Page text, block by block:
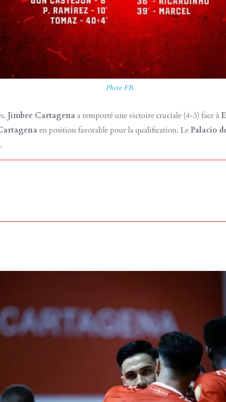
Photo FB
Jimbee Cartagenaa remporté une victoire cruciale (4-3) face à
en position favorable pour la qualification. LePalacio